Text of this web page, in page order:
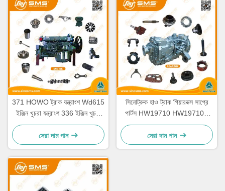
371 HOWO ট্রাক যন্ত্রাংশ Wd615
ইঞ্জিন খুচরা যন্ত্রাংশ 336 ইঞ্জিন খুচরা
যন্ত্রাংশ
সেরা দাম পান
সিনোট্রুক হাও ট্রাক গিয়ারবক্স সাপ্রে
পার্টস HW19710 HW19710T
HW19712
সেরা দাম পান